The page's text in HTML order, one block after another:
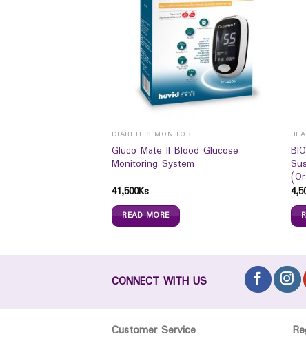
DIABETIES MONITOR
Gluco Mate II Blood Glucose
Monitoring System
41,500Ks
READ MORE
CONNECT WITH US
Customer Service